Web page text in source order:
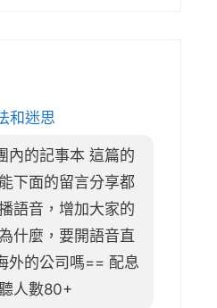
和迷思
內的記事本 這篇的
下面的留言分享都
語音，增加大家的
什麼，要開語音直
外的公司嗎== 配息
人數80+